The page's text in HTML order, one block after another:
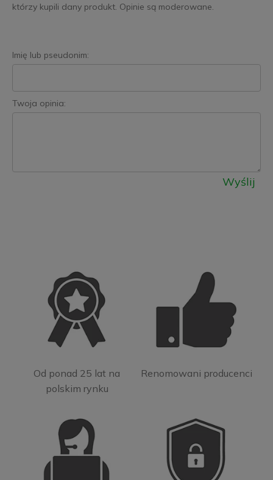
którzy kupili dany produkt. Opinie są moderowane.
Imię lub pseudonim:
Twoja opinia:
Wyślij
Od ponad 25 lat na
polskim rynku
Renomowani producenci